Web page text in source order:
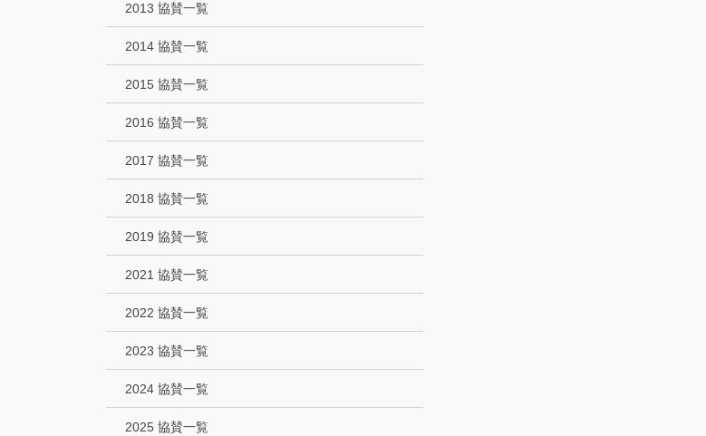
2013 協賛一覧
2014 協賛一覧
2015 協賛一覧
2016 協賛一覧
2017 協賛一覧
2018 協賛一覧
2019 協賛一覧
2021 協賛一覧
2022 協賛一覧
2023 協賛一覧
2024 協賛一覧
2025 協賛一覧